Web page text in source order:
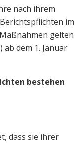
nach ihrem
im
gelten
dem 1. Januar
bestehen
dass sie ihrer